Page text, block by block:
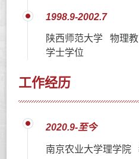
1998.9-2002.7
陕西师范大学 物理
学士学位
工作经历
2020.9-至今
南京农业大学理学院